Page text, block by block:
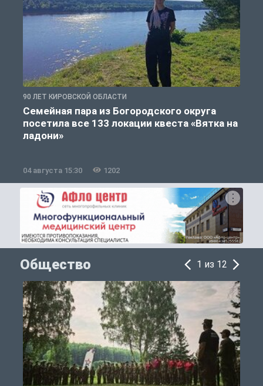
90 ЛЕТ КИРОВСКОЙ ОБЛАСТИ
Семейная пара из Богородского округа
посетила все 133 локации квеста «Вятка на
ладони»
04 августа 15:30 1202
Общество 1 из 12